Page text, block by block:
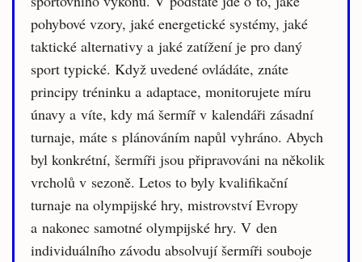
pohybové vzory, jaké energetické systémy, jaké
taktické alternativy a jaké zatížení je pro daný
sport typické. Když uvedené ovládáte, znáte
principy tréninku a adaptace, monitorujete míru
únavy a víte, kdy má šermíř v kalendáři zásadní
turnaje, máte s plánováním napůl vyhráno. Abych
byl konkrétní, šermíři jsou připravováni na několik
vrcholů v sezoně. Letos to byly kvalifikační
turnaje na olympijské hry, mistrovství Evropy
a nakonec samotné olympijské hry. V den
individuálního závodu absolvují šermíři souboje